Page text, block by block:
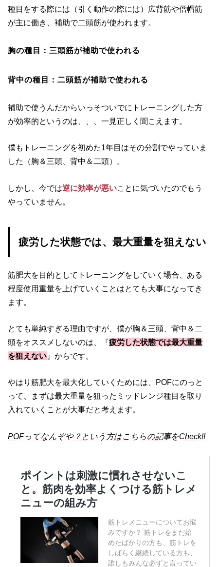
種目をする際には（引く動作の際には）広背筋や僧帽筋
が主に働き、補助で二頭筋が使われます。
胸の種目：三頭筋が補助で使われる
背中の種目：二頭筋が補助で使われる
補助で使うんだからいっそついでにトレーニングした方
が効率的というのは、、、一見正しく聞こえます。
僕もトレーニングを初めた1年目はその分割でやっていま
した（胸＆三頭、背中＆二頭）。
しかし、今では逆に効率が悪いことに気づいたのでもう
やっていません。
疲労した状態では、最大重量を狙えない
筋肥大を目的としてトレーニングをしていく場合、ある
程度使用重量を上げていくことはとても大事になってき
ます。
とても単純すぎる理由ですが、僕が胸＆三頭、背中＆二
頭をオススメしないのは、『疲労した状態では最大重量
を狙えない 』からです。
やはり筋肥大を最大化していくためには、POFにのっと
って、まずは最大重量を狙ったミッドレンジ種目を取り
入れていくことが大事だと考えます。
POFってなんぞや？という方はこちらの記事をCheck!!